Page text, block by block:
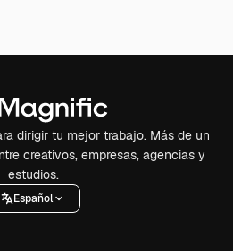
dirigir tu mejor trabajo. Más de un
creativos, empresas, agencias y
estudios.
Español